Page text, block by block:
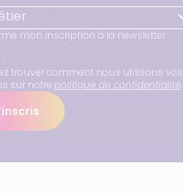
mon inscription à la newsletter
trouver comment nous utilisons vos
sur notre politique de confidentialité